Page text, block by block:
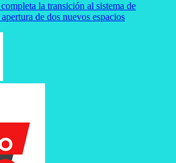
la transición al sistema de
de dos nuevos espacios